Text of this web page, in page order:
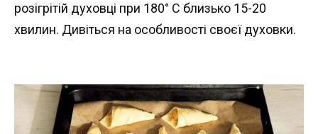
розігрітій духовці при 180° С близько 15-20
хвилин. Дивіться на особливості своєї духовки.